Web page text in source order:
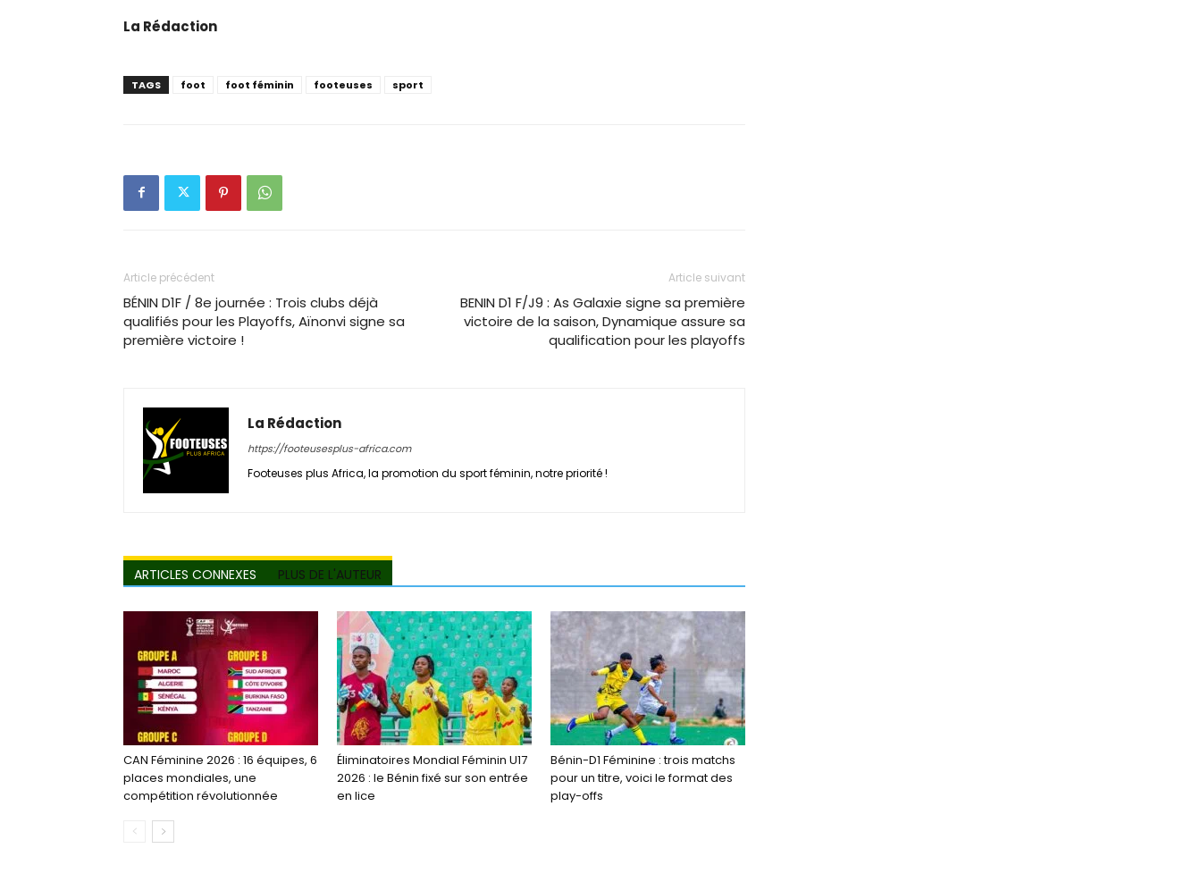
La Rédaction
TAGS foot foot féminin footeuses sport
Article précédent
BÉNIN D1F / 8e journée : Trois clubs déjà
qualifiés pour les Playoffs, Aïnonvi signe sa
première victoire !
Article suivant
BENIN D1 F/J9 : As Galaxie signe sa première
victoire de la saison, Dynamique assure sa
qualification pour les playoffs
La Rédaction
https://footeusesplus-africa.com
Footeuses plus Africa, la promotion du sport féminin, notre priorité !
ARTICLES CONNEXES PLUS DE L'AUTEUR
CAN Féminine 2026 : 16 équipes, 6
places mondiales, une
compétition révolutionnée
Éliminatoires Mondial Féminin U17
2026 : le Bénin fixé sur son entrée
en lice
Bénin-D1 Féminine : trois matchs
pour un titre, voici le format des
play-offs